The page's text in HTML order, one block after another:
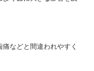
などと間違われやすく